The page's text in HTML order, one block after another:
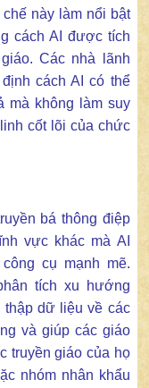
này làm nổi bật
cách AI được tích
Các nhà lãnh
cách AI có thể
mà không làm suy
cốt lõi của chức
bá thông điệp
vực khác mà AI
cụ mạnh mẽ.
tích xu hướng
thập dữ liệu về các
và giúp các giáo
truyền giáo của họ
nhóm nhân khẩu